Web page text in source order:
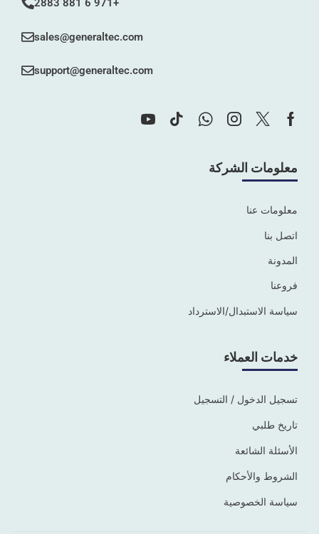
+971 6 881 2883
sales@generaltec.com
support@generaltec.com
معلومات الشركة
معلومات عنا
اتصل بنا
المدونة
فروعنا
سياسة الاستبدال/الاسترداد
خدمات العملاء
تسجيل الدخول / التسجيل
تاريخ طلبي
الأسئلة الشائعة
الشروط والأحكام
سياسة الخصوصية